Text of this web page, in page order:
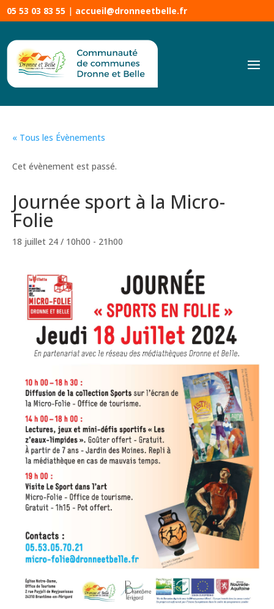
05 53 03 83 55 | accueil@dronneetbelle.fr
« Tous les Évènements
Cet évènement est passé.
Journée sport à la Micro-
Folie
18 juillet 24 / 10h00 - 21h00